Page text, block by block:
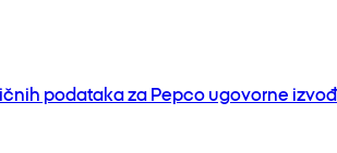
podataka za Pepco ugovorne